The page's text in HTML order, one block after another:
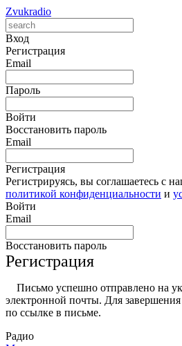
Zvukradio
Вход
Регистрация
Email
Пароль
Войти
Восстановить пароль
Email
Регистрация
Регистрируясь, вы соглашаетесь с
политикой конфиденциальности и
Войти
Email
Восстановить пароль
Регистрация
Письмо успешно отправлено на
электронной почты. Для
по ссылке в письме.
Радио